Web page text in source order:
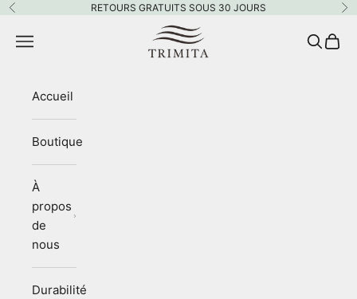
Passer au contenu
Précédent RETOURS GRATUITS SOUS 30 JOURS
Menu
Accueil
Boutique
À
propos
de
nous
Durabilité